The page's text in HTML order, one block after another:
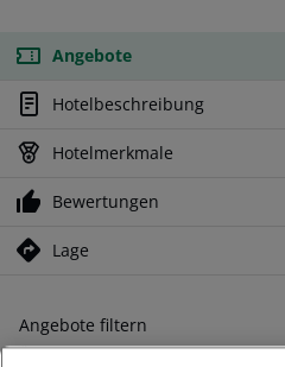
Angebote
Hotelbeschreibung
Hotelmerkmale
Bewertungen
Lage
Angebote filtern
Ändern Sie Ihre Kriterien nach